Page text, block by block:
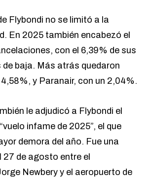
Flybondi no se limitó a la
En 2025 también encabezó el
con el 6,39% de sus
de baja. Más atrás quedaron
y Paranair, con un 2,04%.
le adjudicó a Flybondi el
infame de 2025”, el que
demora del año. Fue una
27 de agosto entre el
Newbery y el aeropuerto de